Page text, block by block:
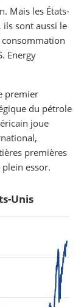
Mais les États-
sont aussi le
Energy
premier
du pétrole
joue
premières
essor.
Unis